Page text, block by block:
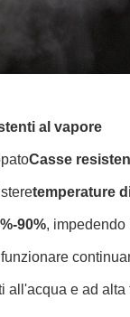
al vapore
Casse
temperature
90%, impedendo
all'acqua e ad